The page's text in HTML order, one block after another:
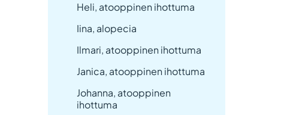
Heli, atooppinen ihottuma
Iina, alopecia
Ilmari, atooppinen ihottuma
Janica, atooppinen ihottuma
Johanna, atooppinen
ihottuma